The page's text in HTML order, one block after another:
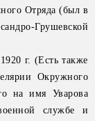
Отряда (был в
Грушевской
г. (Есть также
Окружного
на имя Уварова
службе и